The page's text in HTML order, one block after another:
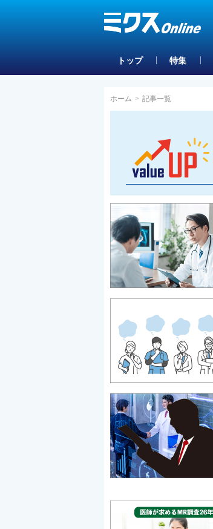
トップ 特集
ホーム > 記事一覧